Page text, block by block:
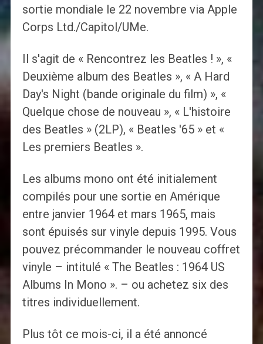
sortie mondiale le 22 novembre via Apple
Corps Ltd./Capitol/UMe.
Il s'agit de « Rencontrez les Beatles ! », «
Deuxième album des Beatles », « A Hard
Day's Night (bande originale du film) », «
Quelque chose de nouveau », « L'histoire
des Beatles » (2LP), « Beatles '65 » et «
Les premiers Beatles ».
Les albums mono ont été initialement
compilés pour une sortie en Amérique
entre janvier 1964 et mars 1965, mais
sont épuisés sur vinyle depuis 1995. Vous
pouvez précommander le nouveau coffret
vinyle – intitulé « The Beatles : 1964 US
Albums In Mono ». – ou achetez six des
titres individuellement.
Plus tôt ce mois-ci, il a été annoncé